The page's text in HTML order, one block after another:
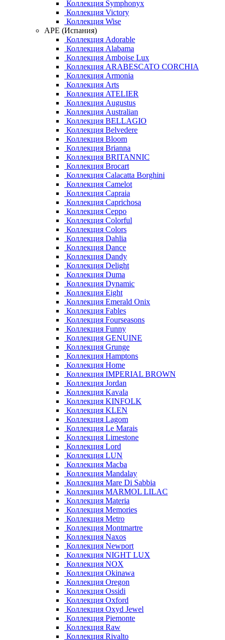
Коллекция Symphonyx
Коллекция Victory
Коллекция Wise
APE (Испания)
Коллекция Adorable
Коллекция Alabama
Коллекция Amboise Lux
Коллекция ARABESCATO CORCHIA
Коллекция Armonia
Коллекция Arts
Коллекция ATELIER
Коллекция Augustus
Коллекция Australian
Коллекция BELLAGIO
Коллекция Belvedere
Коллекция Bloom
Коллекция Brianna
Коллекция BRITANNIC
Коллекция Brocart
Коллекция Calacatta Borghini
Коллекция Camelot
Коллекция Capraia
Коллекция Caprichosa
Коллекция Ceppo
Коллекция Colorful
Коллекция Colors
Коллекция Dahlia
Коллекция Dance
Коллекция Dandy
Коллекция Delight
Коллекция Duma
Коллекция Dynamic
Коллекция Eight
Коллекция Emerald Onix
Коллекция Fables
Коллекция Fourseasons
Коллекция Funny
Коллекция GENUINE
Коллекция Grunge
Коллекция Hamptons
Коллекция Home
Коллекция IMPERIAL BROWN
Коллекция Jordan
Коллекция Kavala
Коллекция KINFOLK
Коллекция KLEN
Коллекция Lagom
Коллекция Le Marais
Коллекция Limestone
Коллекция Lord
Коллекция LUN
Коллекция Macba
Коллекция Mandalay
Коллекция Mare Di Sabbia
Коллекция MARMOL LILAC
Коллекция Materia
Коллекция Memories
Коллекция Metro
Коллекция Montmartre
Коллекция Naxos
Коллекция Newport
Коллекция NIGHT LUX
Коллекция NOX
Коллекция Okinawa
Коллекция Oregon
Коллекция Ossidi
Коллекция Oxford
Коллекция Oxyd Jewel
Коллекция Piemonte
Коллекция Raw
Коллекция Rivalto